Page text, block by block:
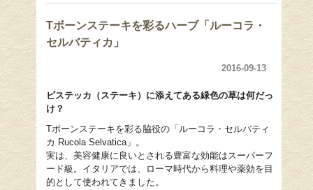
Tボーンステーキを彩るハーブ「ルーコラ・
セルバティカ」
2016-09-13
ビステッカ（ステーキ）に添えてある緑色の草は何だっ
け？
Tボーンステーキを彩る脇役の「ルーコラ・セルバティ
カ Rucola Selvatica」。
実は、美容健康に良いとされる豊富な効能はスーパーフ
ード級。イタリアでは、ローマ時代から料理や薬効を目
的として使われてきました。